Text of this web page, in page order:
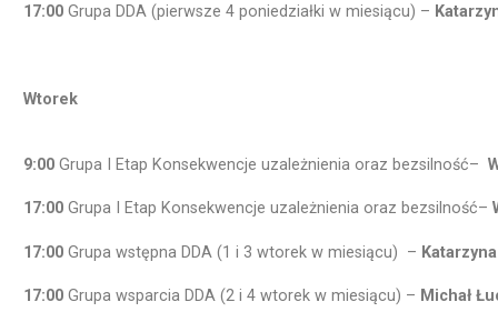
17:00Grupa DDA (pierwsze 4 poniedziałki w miesiącu) –
Wtorek
9:00Grupa I Etap Konsekwencje uzależnienia oraz bezsilność–
17:00Grupa I Etap Konsekwencje uzależnienia oraz bezsilność–
17:00Grupa wstępna DDA (1 i 3 wtorek w miesiącu) –
17:00Grupa wsparcia DDA (2 i 4 wtorek w miesiącu) – Michał